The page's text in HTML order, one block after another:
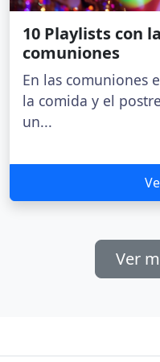
10 Playlists con
comuniones
En las comuniones
la comida y el
un...
Ver